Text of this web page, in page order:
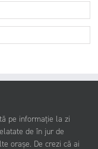
pe informație la zi
de în jur de
orașe. De crezi că ai